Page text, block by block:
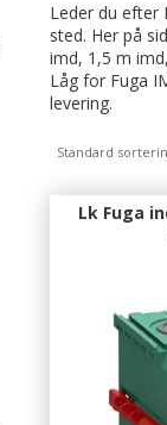
Leder du efter
sted. Her på
imd, 1,5 m
Låg for Fuga
levering.
Standard
Lk Fuga